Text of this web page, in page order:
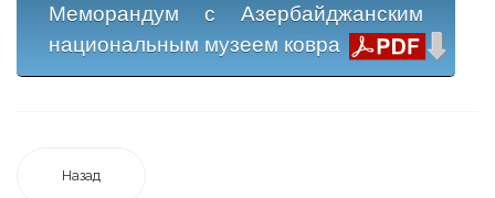
Меморандум с Азербайджанским
национальным музеем ковра
Назад